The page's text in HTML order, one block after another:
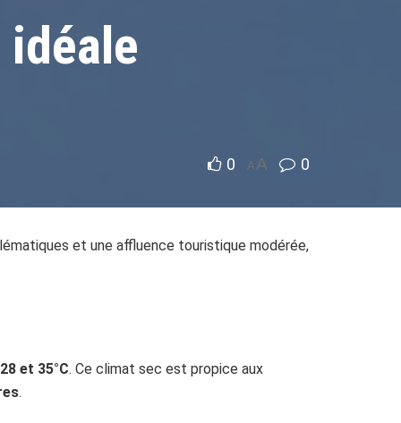
idéale
0 A A 0
et une affluence touristique modérée,
28 et 35°C. Ce climat sec est propice aux
.